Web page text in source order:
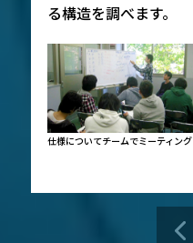
る構造を調べます。
仕様についてチームでミーティング